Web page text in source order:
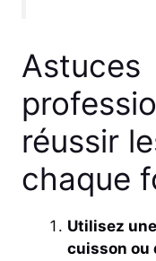
Astuces
réussir
chaque
Utilisez
cuisson ou